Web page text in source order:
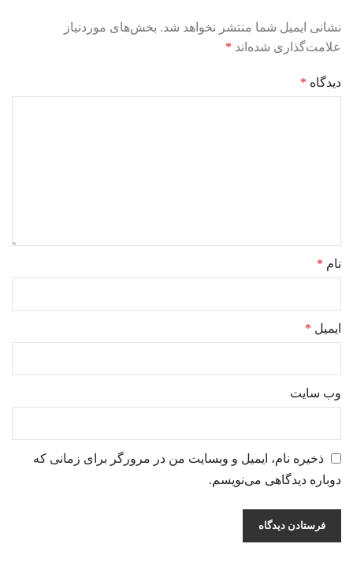
نشانی ایمیل شما منتشر نخواهد شد. بخش‌های موردنیاز
علامت‌گذاری شده‌اند *
دیدگاه *
نام *
ایمیل *
وب‌ سایت
ذخیره نام، ایمیل و وبسایت من در مرورگر برای زمانی که
دوباره دیدگاهی می‌نویسم.